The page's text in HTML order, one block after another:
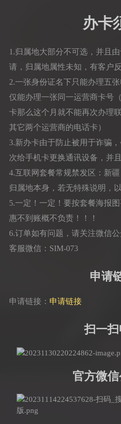
办卡
1.归属地大部分不可选，并且
请，归属地属性未知，有客户
2.一张身份证名下只能办理五
仅能办理一张同一运营商卡号
卡那么这个月就不能再次办理
其它两个运营商的电话卡）
3.新办卡由于防止被用于诈骗
次给手机卡更换通讯设备，并
4.互联网套餐常规禁发区：新
归属地本身，若无特殊说明，
5.一定！一定！要按套餐海报
惠不到账概不负责！！！
6.订单如有问题，请关注微信
客服微信：SIM-073
申请
申请链接： 申请链接
扫一
官方微